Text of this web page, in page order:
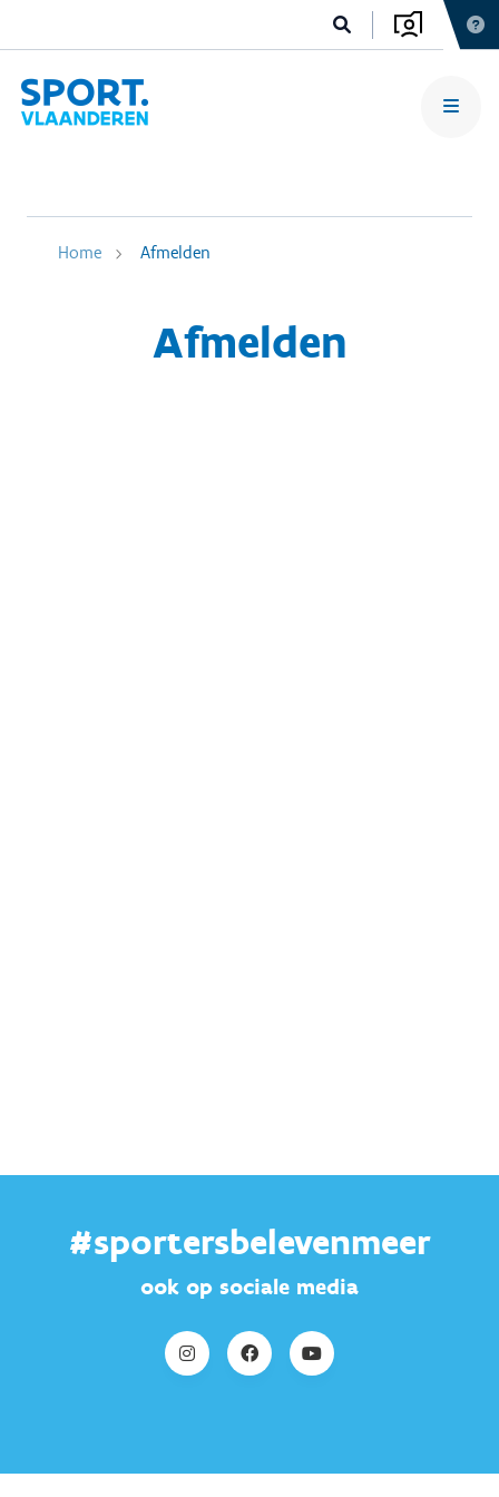
Home Afmelden
Afmelden
#sportersbelevenmeer
ook op sociale media